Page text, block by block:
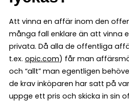
Att vinna en affär inom den
många fall enklare än att vinna
privata. Då alla de offentliga
t.ex. opic.com) får man
och “allt” man egentligen
de krav inköparen har satt på
uppge ett pris och skicka in sin